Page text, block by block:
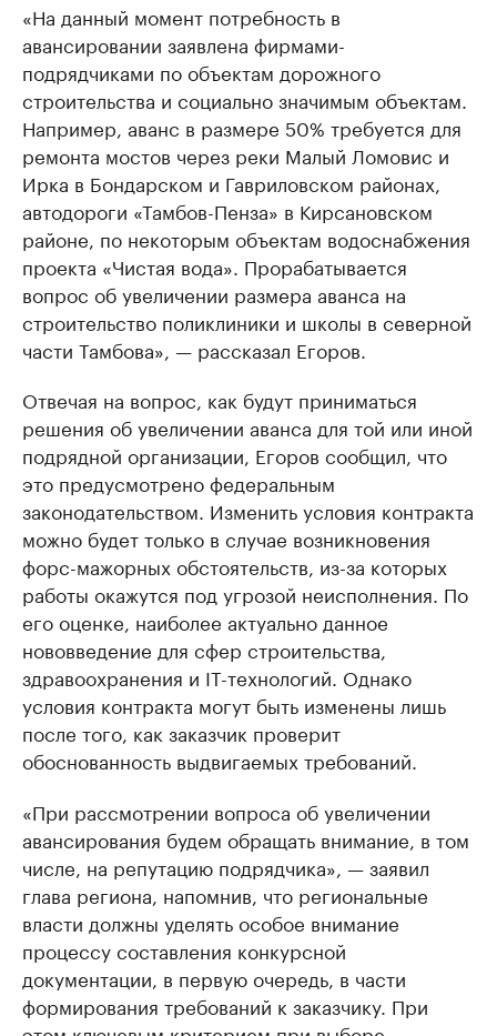
«На данный момент потребность в
авансировании заявлена фирмами-
подрядчиками по объектам дорожного
строительства и социально значимым объектам.
Например, аванс в размере 50% требуется для
ремонта мостов через реки Малый Ломовис и
Ирка в Бондарском и Гавриловском районах,
автодороги «Тамбов-Пенза» в Кирсановском
районе, по некоторым объектам водоснабжения
проекта «Чистая вода». Прорабатывается
вопрос об увеличении размера аванса на
строительство поликлиники и школы в северной
части Тамбова», — рассказал Егоров.
Отвечая на вопрос, как будут приниматься
решения об увеличении аванса для той или иной
подрядной организации, Егоров сообщил, что
это предусмотрено федеральным
законодательством. Изменить условия контракта
можно будет только в случае возникновения
форс-мажорных обстоятельств, из-за которых
работы окажутся под угрозой неисполнения. По
его оценке, наиболее актуально данное
нововведение для сфер строительства,
здравоохранения и IT-технологий. Однако
условия контракта могут быть изменены лишь
после того, как заказчик проверит
обоснованность выдвигаемых требований.
«При рассмотрении вопроса об увеличении
авансирования будем обращать внимание, в том
числе, на репутацию подрядчика», — заявил
глава региона, напомнив, что региональные
власти должны уделять особое внимание
процессу составления конкурсной
документации, в первую очередь, в части
формирования требований к заказчику. При